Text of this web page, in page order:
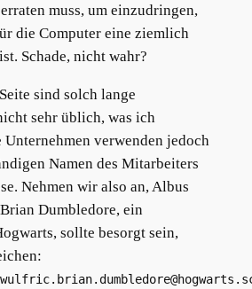
muss, um einzudringen,
die Computer eine ziemlich
Schade, nicht wahr?
sind solch lange
sehr üblich, was ich
verwenden jedoch
Namen des Mitarbeiters
Nehmen wir also an, Albus
Dumbledore, ein
sollte besorgt sein,